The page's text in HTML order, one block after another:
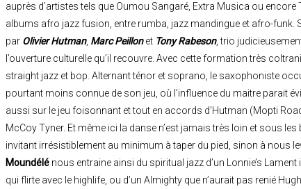
auprès d’artistes tels que Oumou Sangaré, Extra Musica ou
albums afro jazz fusion, entre rumba, jazz mandingue et afro-
par Olivier Hutman, Marc Peillonet Tony Rabeson, trio
l’ouverture culturelle qu’il recouvre. Avec cette formation très
straight jazz et bop. Alternant ténor et soprano, le saxophoniste
pourtant moins connue de son jeu, où l’influence du maitre parait
aussi sur le jeu foisonnant et tout en accords d’Hutman (Mopti
McCoy Tyner. Et même ici la danse n’est jamais très loin et sous
invitant irrésistiblement au minimum à taper du pied, sinon à nous
Moundélé nous entraine ainsi du spiritual jazz d’un Lonnie’s
qui flirte avec le highlife, ou d’un Almighty que n’aurait pas renié